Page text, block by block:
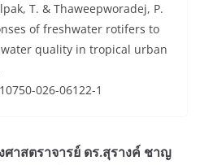
T. & Thaweepworadej, P.
of freshwater rotifers to
quality in tropical urban
026-06122-1
าสตราจารย์ ดร.สุรางค์ ชาญ